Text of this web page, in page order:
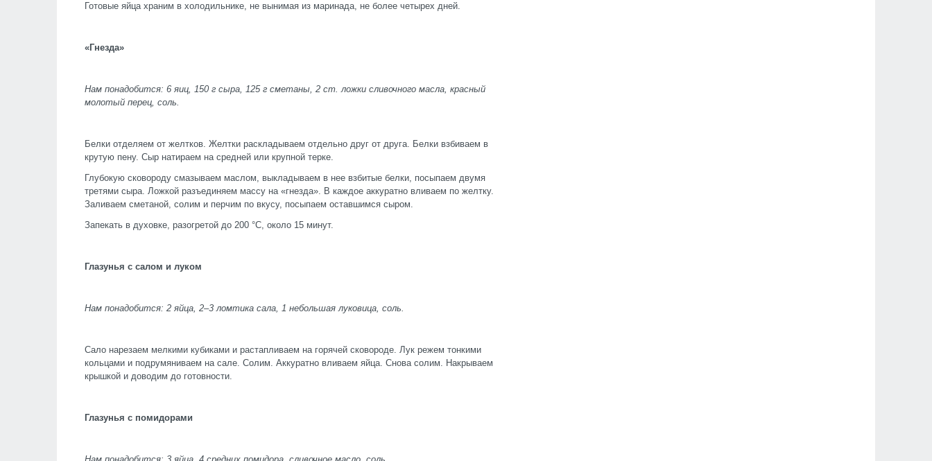
Готовые яйца храним в холодильнике, не вынимая из маринада, не более четырех дней.
«Гнезда»
Нам понадобится: 6 яиц, 150 г сыра, 125 г сметаны, 2 ст. ложки сливочного масла, красный
молотый перец, соль.
Белки отделяем от желтков. Желтки раскладываем отдельно друг от друга. Белки взбиваем в
крутую пену. Сыр натираем на средней или крупной терке.
Глубокую сковороду смазываем маслом, выкладываем в нее взбитые белки, посыпаем двумя
третями сыра. Ложкой разъединяем массу на «гнезда». В каждое аккуратно вливаем по желтку.
Заливаем сметаной, солим и перчим по вкусу, посыпаем оставшимся сыром.
Запекать в духовке, разогретой до 200 °С, около 15 минут.
Глазунья с салом и луком
Нам понадобится: 2 яйца, 2–3 ломтика сала, 1 небольшая луковица, соль.
Сало нарезаем мелкими кубиками и растапливаем на горячей сковороде. Лук режем тонкими
кольцами и подрумяниваем на сале. Солим. Аккуратно вливаем яйца. Снова солим. Накрываем
крышкой и доводим до готовности.
Глазунья с помидорами